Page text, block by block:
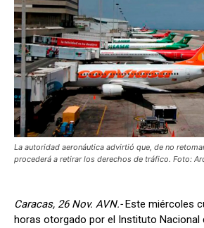
La autoridad aeronáutica advirtió que, de no
procederá a retirar los derechos de tráfico. Foto:
Caracas, 26 Nov. AVN.-Este miércoles
horas otorgado por el Instituto Nacional